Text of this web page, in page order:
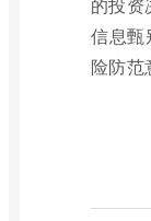
信息甄
险防范